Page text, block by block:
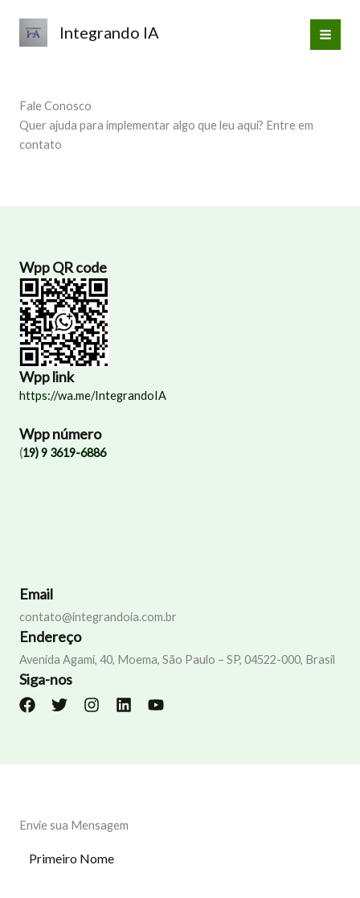
Integrando IA
Fale Conosco
Quer ajuda para implementar algo que leu aqui? Entre em
contato
Wpp QR code
Wpp link
https://wa.me/IntegrandoIA
Wpp número
(19) 9 3619-6886
Email
contato@integrandoia.com.br
Endereço
Avenida Agami, 40, Moema, São Paulo – SP, 04522-000, Brasil
Siga-nos
Envie sua Mensagem